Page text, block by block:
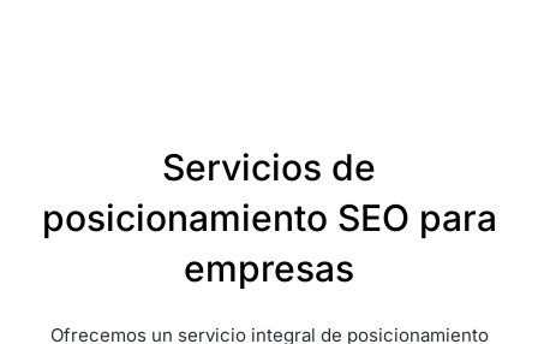
Servicios de
posicionamiento SEO para
empresas
Ofrecemos un servicio integral de posicionamiento